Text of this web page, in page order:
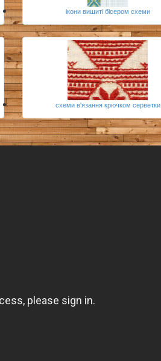
ікони вишиті бісером схеми
схеми в'язання крючком серветки